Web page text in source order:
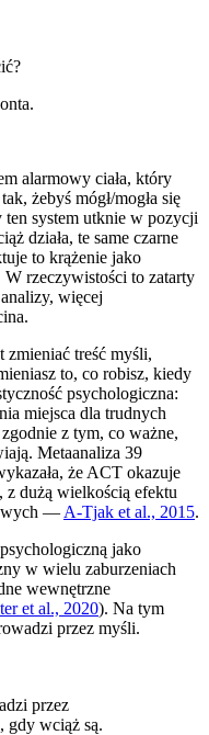
alarmowy ciała, który
żebyś mógł/mogła się
system utknie w pozycji
działa, te same czarne
to krążenie jako
rzeczywistości to zatarty
więcej
zmieniać treść myśli,
to, co robisz, kiedy
psychologiczna:
miejsca dla trudnych
z tym, co ważne,
Metaanaliza 39
że ACT okazuje
z dużą wielkością efektu
— A-Tjak et al., 2015.
jako
w wielu zaburzeniach
wewnętrzne
et al., 2020). Na tym
przez myśli.
przez
gdy wciąż są.